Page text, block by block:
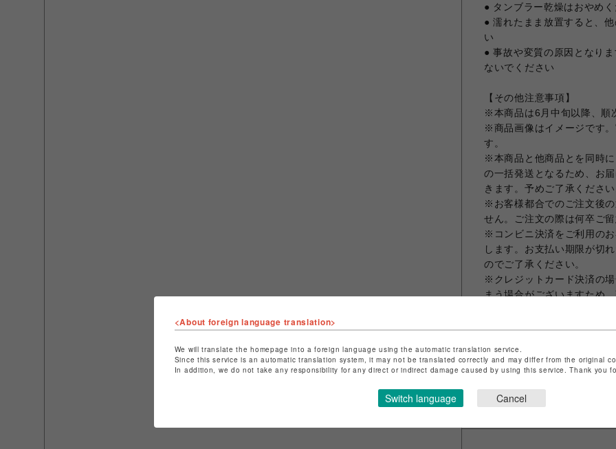
● タンブラー乾燥はおやめく
● 濡れたまま放置すると、
い
● 事故や変質の原因となり
ないでください
【その他注意事項】
※本商品は6月中旬以降、順
※商品画像はイメージです
す。
※本商品と他商品とを同時
の一括発送となるため、お
きます。予めご了承ください
※お客様都合でのご注文後
せん。ご注文の際は何卒ご留
※コンビニ決済をご利用の
します。お支払い期限が切
のでご了承ください。
※クレジットカード決済の
まう場合がございますため
※海外発送は対応しており
(C)2015 EXNOA LLC/
<About foreign language translation>
We will translate the homepage into a foreign language using the automatic translation service.
Since this service is an automatic translation system, it may not be translated correctly and may differ from the original
In addition, we do not take any responsibility for any direct or indirect damage caused by using this service. Thank you
Switch language Cancel